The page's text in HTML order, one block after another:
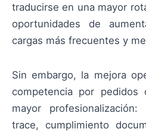
traducirse en una mayor
oportunidades de
cargas más frecuentes y
Sin embargo, la mejora
competencia por
mayor
trace, cumplimiento